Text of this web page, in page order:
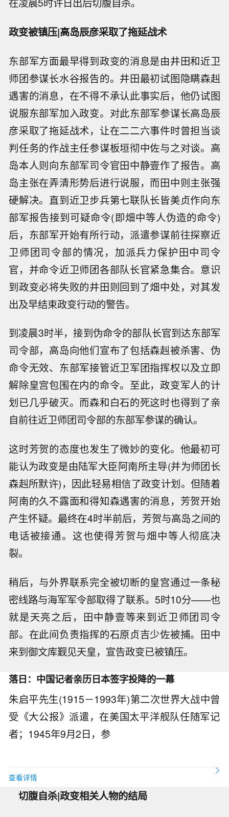
政变被镇压|高岛辰彦采取了拖延战术
东部军方面最早得到政变的消息是由井田和近卫
师团参谋长水谷报告的。井田最初试图隐瞒森赳
遇害的消息，在不得不承认此事实后，他仍试图
说服东部军加入政变。对此东部军参谋长高岛辰
彦采取了拖延战术，让在二二六事件时曾担当谈
判任务的作战主任参谋板垣彻中佐与之对谈。高
岛本人则向东部军司令官田中静壹作了报告。高
岛主张在弄清形势后进行说服，而田中则主张强
硬解决。直到近卫步兵第七联队长皆美贞作向东
部军报告接到可疑命令(即畑中等人伪造的命令)
后，东部军开始有所行动，派遣参谋前往探察近
卫师团司令部的情况，加派兵力保护田中司令
官，并命令近卫师团各部队长官紧急集合。意识
到政变必将失败的井田则回到了畑中处，对其发
出及早结束政变行动的警告。
到凌晨3时半，接到伪命令的部队长官到达东部军
司令部，高岛向他们宣布了包括森赳被杀害、伪
命令无效、东部军接管近卫军团指挥权以及立即
解除皇宫包围在内的命令。至此，政变军人的计
划已几乎破灭。而森和白石的死这时也得到了亲
自前往近卫师团司令部的东部军参谋的确认。
这时芳贺的态度也发生了微妙的变化。他最初可
能认为政变是由陆军大臣阿南所主导(并为师团长
森赳所默许)，因此轻易相信了政变计划。但随着
阿南的久不露面和得知森遇害的消息，芳贺开始
产生怀疑。最终在4时半前后，芳贺与高岛之间的
电话被接通。这也使得芳贺与畑中等人彻底决
裂。
稍后，与外界联系完全被切断的皇宫通过一条秘
密线路与海军军令部取得了联系。5时10分——也
就是天亮之后，田中静壹等来到近卫师团司令
部。在此间负责指挥的石原贞吉少佐被捕。田中
来到御文库觐见天皇，宣告政变已被镇压。
落日：中国记者亲历日本签字投降的一幕
朱启平先生(1915－1993年)第二次世界大战中曾
受《大公报》派遣，在美国太平洋舰队任随军记
者；1945年9月2日，参
查看详情
切腹自杀|政变相关人物的结局